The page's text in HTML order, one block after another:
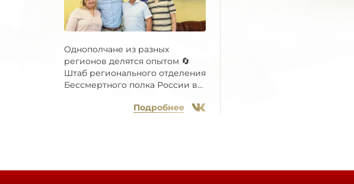
Однополчане из разных
регионов делятся опытом 🔄
Штаб регионального отделения
Бессмертного полка России в...
Подробнее